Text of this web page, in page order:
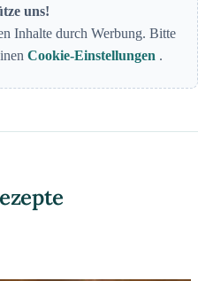
uns!
Inhalte durch Werbung. Bitte
Cookie-Einstellungen .